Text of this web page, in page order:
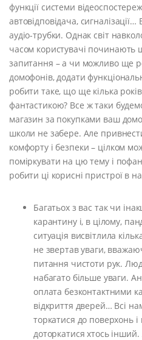
функції системи
автовідповідача,
аудіо-трубки. Однак світ
часом користувачі починають
запитання – а чи можливо ще
домофонів, додати
робити таке, що ще кілька
фантастикою? Все ж таки
магазин за покупками ваш
школи не забере. Але
комфорту і безпеки – цілком
поміркувати на цю тему і
робити ці корисні пристрої в
Багатьох з вас так чи
карантину і, в цілому,
ситуація висвітлила
не звертав уваги,
питання чистоти рук.
набагато більше уваги.
оплата безконтактними
відкриття дверей… Всі
торкатися до поверхонь і
доторкатися хтось